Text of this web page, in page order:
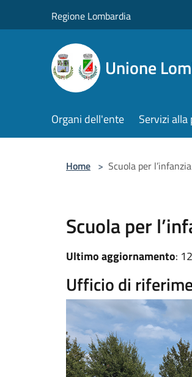
Regione Lombardia
Unione
Organi dell'ente Servizi alla
Home > Scuola per
Scuola per
Ultimo aggiornamento:
Ufficio di